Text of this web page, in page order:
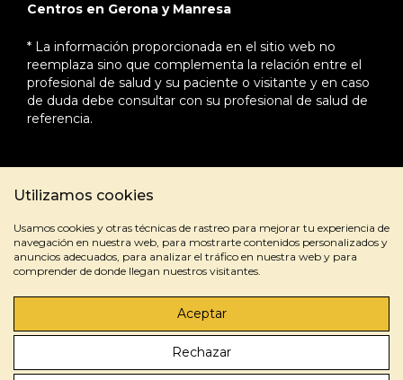
Utilizamos cookies
Usamos cookies y otras técnicas de rastreo para mejorar tu experiencia de
navegación en nuestra web, para mostrarte contenidos personalizados y
anuncios adecuados, para analizar el tráfico en nuestra web y para
comprender de donde llegan nuestros visitantes.
Aceptar
Rechazar
Centros en Gerona y Manresa
* La información proporcionada en el sitio web no
reemplaza sino que complementa la relación entre el
profesional de salud y su paciente o visitante y en caso
de duda debe consultar con su profesional de salud de
referencia.
Aviso legal
Política de privacidad
Política de cookies
Gener de 2026 | Gestionado porMarketing para centros
de adicciones – Medical Marketing